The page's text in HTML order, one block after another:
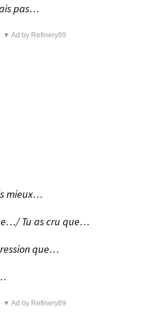
pas…
▼ Ad by Refinery89
mieux…
Tu as cru que…
que…
▼ Ad by Refinery89